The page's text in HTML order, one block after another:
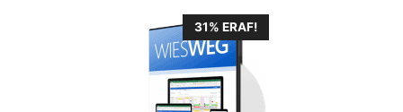
31% ERAF!